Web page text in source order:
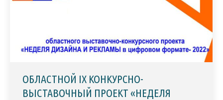
ОБЛАСТНОЙ IX КОНКУРСНО-
ВЫСТАВОЧНЫЙ ПРОЕКТ «НЕДЕЛЯ